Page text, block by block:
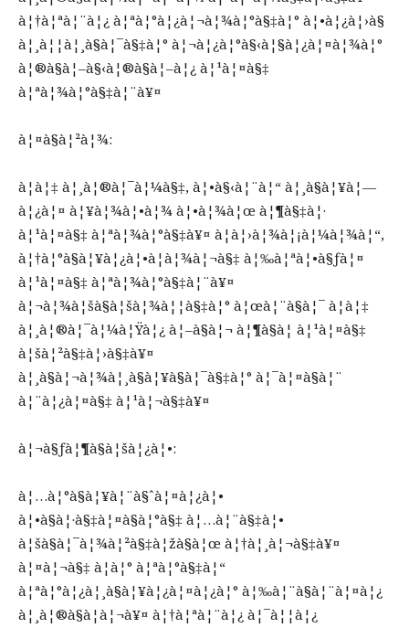
à¦†à¦ªà¦¨à¦¿ à¦ªà¦°à¦¿à¦¬à¦¾à¦°à§‡à¦° à¦•à¦¿à¦›à§
à¦¸à¦¦à¦¸à§à¦¯à§‡à¦° à¦¬à¦¿à¦°à§‹à¦§à¦¿à¦¤à¦¾à¦°
à¦®à§à¦–à§‹à¦®à§à¦–à¦¿ à¦¹à¦¤à§‡
à¦ªà¦¾à¦°à§‡à¦¨à¥¤
à¦¤à§à¦²à¦¾:
à¦à¦‡ à¦¸à¦®à¦¯à¦¼à§‡, à¦•à§‹à¦¨à¦“ à¦¸à§à¦¥à¦—
à¦¿à¦¤ à¦¥à¦¾à¦•à¦¾ à¦•à¦¾à¦œ à¦¶à§‡à¦·
à¦¹à¦¤à§‡ à¦ªà¦¾à¦°à§‡à¥¤ à¦à¦›à¦¾à¦¡à¦¼à¦¾à¦“,
à¦†à¦°à§à¦¥à¦¿à¦•à¦­à¦¾à¦¬à§‡ à¦‰à¦ªà¦•à§ƒà¦¤
à¦¹à¦¤à§‡ à¦ªà¦¾à¦°à§‡à¦¨à¥¤
à¦¬à¦¾à¦šà§à¦šà¦¾à¦¦à§‡à¦° à¦œà¦¨à§à¦¯ à¦à¦‡
à¦¸à¦®à¦¯à¦¼à¦Ÿà¦¿ à¦–à§à¦¬ à¦¶à§à¦­ à¦¹à¦¤à§‡
à¦šà¦²à§‡à¦›à§‡à¥¤
à¦¸à§à¦¬à¦¾à¦¸à§à¦¥à§à¦¯à§‡à¦° à¦¯à¦¤à§à¦¨
à¦¨à¦¿à¦¤à§‡ à¦¹à¦¬à§‡à¥¤
à¦¬à§ƒà¦¶à§à¦šà¦¿à¦•:
à¦…à¦°à§à¦¥à¦¨à§ˆà¦¤à¦¿à¦•
à¦•à§à¦·à§‡à¦¤à§à¦°à§‡ à¦…à¦¨à§‡à¦•
à¦šà§à¦¯à¦¾à¦²à§‡à¦žà§à¦œ à¦†à¦¸à¦¬à§‡à¥¤
à¦¤à¦¬à§‡ à¦à¦° à¦ªà¦°à§‡à¦“
à¦ªà¦°à¦¿à¦¸à§à¦¥à¦¿à¦¤à¦¿à¦° à¦‰à¦¨à§à¦¨à¦¤à¦¿
à¦¸à¦®à§à¦­à¦¬à¥¤ à¦†à¦ªà¦¨à¦¿ à¦¯à¦¦à¦¿